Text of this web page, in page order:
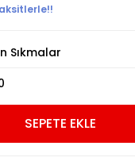
Sıkmalar
SEPETE EKLE